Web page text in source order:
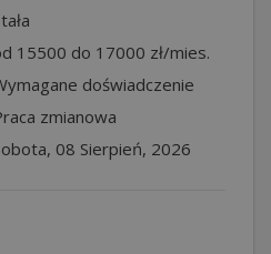
15500 do 17000 zł/mies.
doświadczenie
zmianowa
08 Sierpień, 2026